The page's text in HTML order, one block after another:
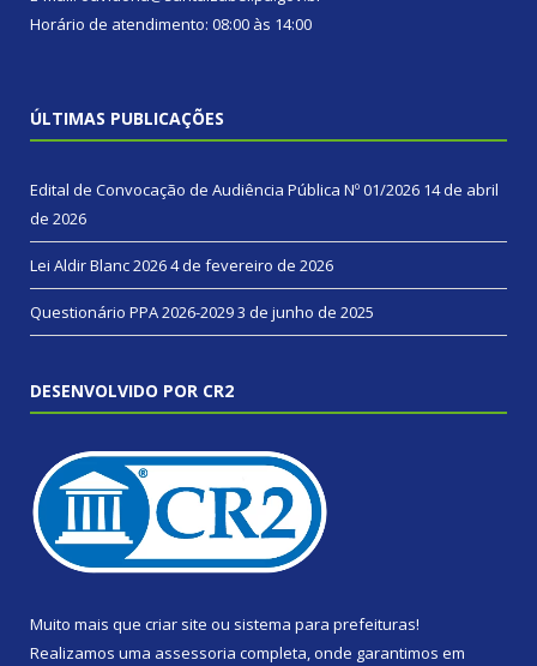
Horário de atendimento: 08:00 às 14:00
ÚLTIMAS PUBLICAÇÕES
Edital de Convocação de Audiência Pública Nº 01/2026 14 de abril
de 2026
Lei Aldir Blanc 20264 de fevereiro de 2026
Questionário PPA 2026-20293 de junho de 2025
DESENVOLVIDO POR CR2
Muito mais que criar site ou sistema para prefeituras!
Realizamos uma assessoria completa, onde garantimos em